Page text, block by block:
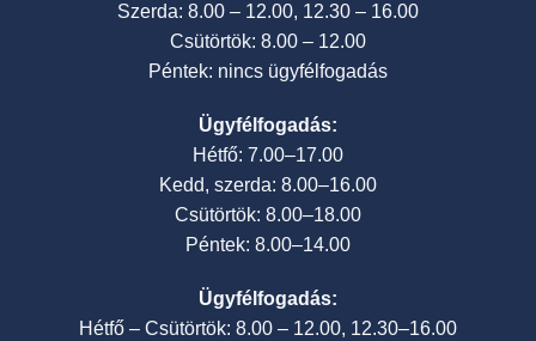
Szerda: 8.00 – 12.00, 12.30 – 16.00
Csütörtök: 8.00 – 12.00
Péntek: nincs ügyfélfogadás
Ügyfélfogadás:
Hétfő: 7.00–17.00
Kedd, szerda: 8.00–16.00
Csütörtök: 8.00–18.00
Péntek: 8.00–14.00
Ügyfélfogadás:
Hétfő – Csütörtök: 8.00 – 12.00, 12.30–16.00